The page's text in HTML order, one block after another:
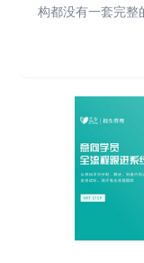
构都没有一套完整